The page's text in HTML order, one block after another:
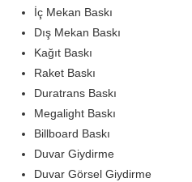
İç Mekan Baskı
Dış Mekan Baskı
Kağıt Baskı
Raket Baskı
Duratrans Baskı
Megalight Baskı
Billboard Baskı
Duvar Giydirme
Duvar Görsel Giydirme